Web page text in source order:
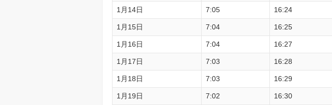
1月14日 7:05 16:24
1月15日 7:04 16:25
1月16日 7:04 16:27
1月17日 7:03 16:28
1月18日 7:03 16:29
1月19日 7:02 16:30